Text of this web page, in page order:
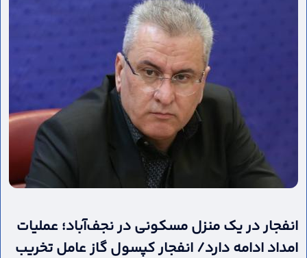
انفجار در یک منزل مسکونی در نجف‌آباد؛ عملیات
امداد ادامه دارد/ انفجار کپسول گاز عامل تخریب